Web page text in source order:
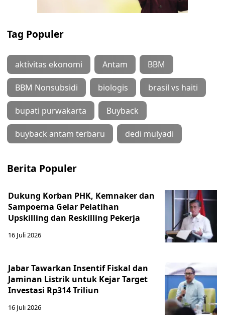
Tag Populer
aktivitas ekonomi Antam BBM
BBM Nonsubsidi biologis brasil vs haiti
bupati purwakarta Buyback
buyback antam terbaru dedi mulyadi
Berita Populer
Dukung Korban PHK, Kemnaker dan
Sampoerna Gelar Pelatihan
Upskilling dan Reskilling Pekerja
16 Juli 2026
Jabar Tawarkan Insentif Fiskal dan
Jaminan Listrik untuk Kejar Target
Investasi Rp314 Triliun
16 Juli 2026